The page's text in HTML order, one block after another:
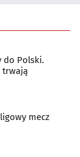
do Polski.
trwają
mecz